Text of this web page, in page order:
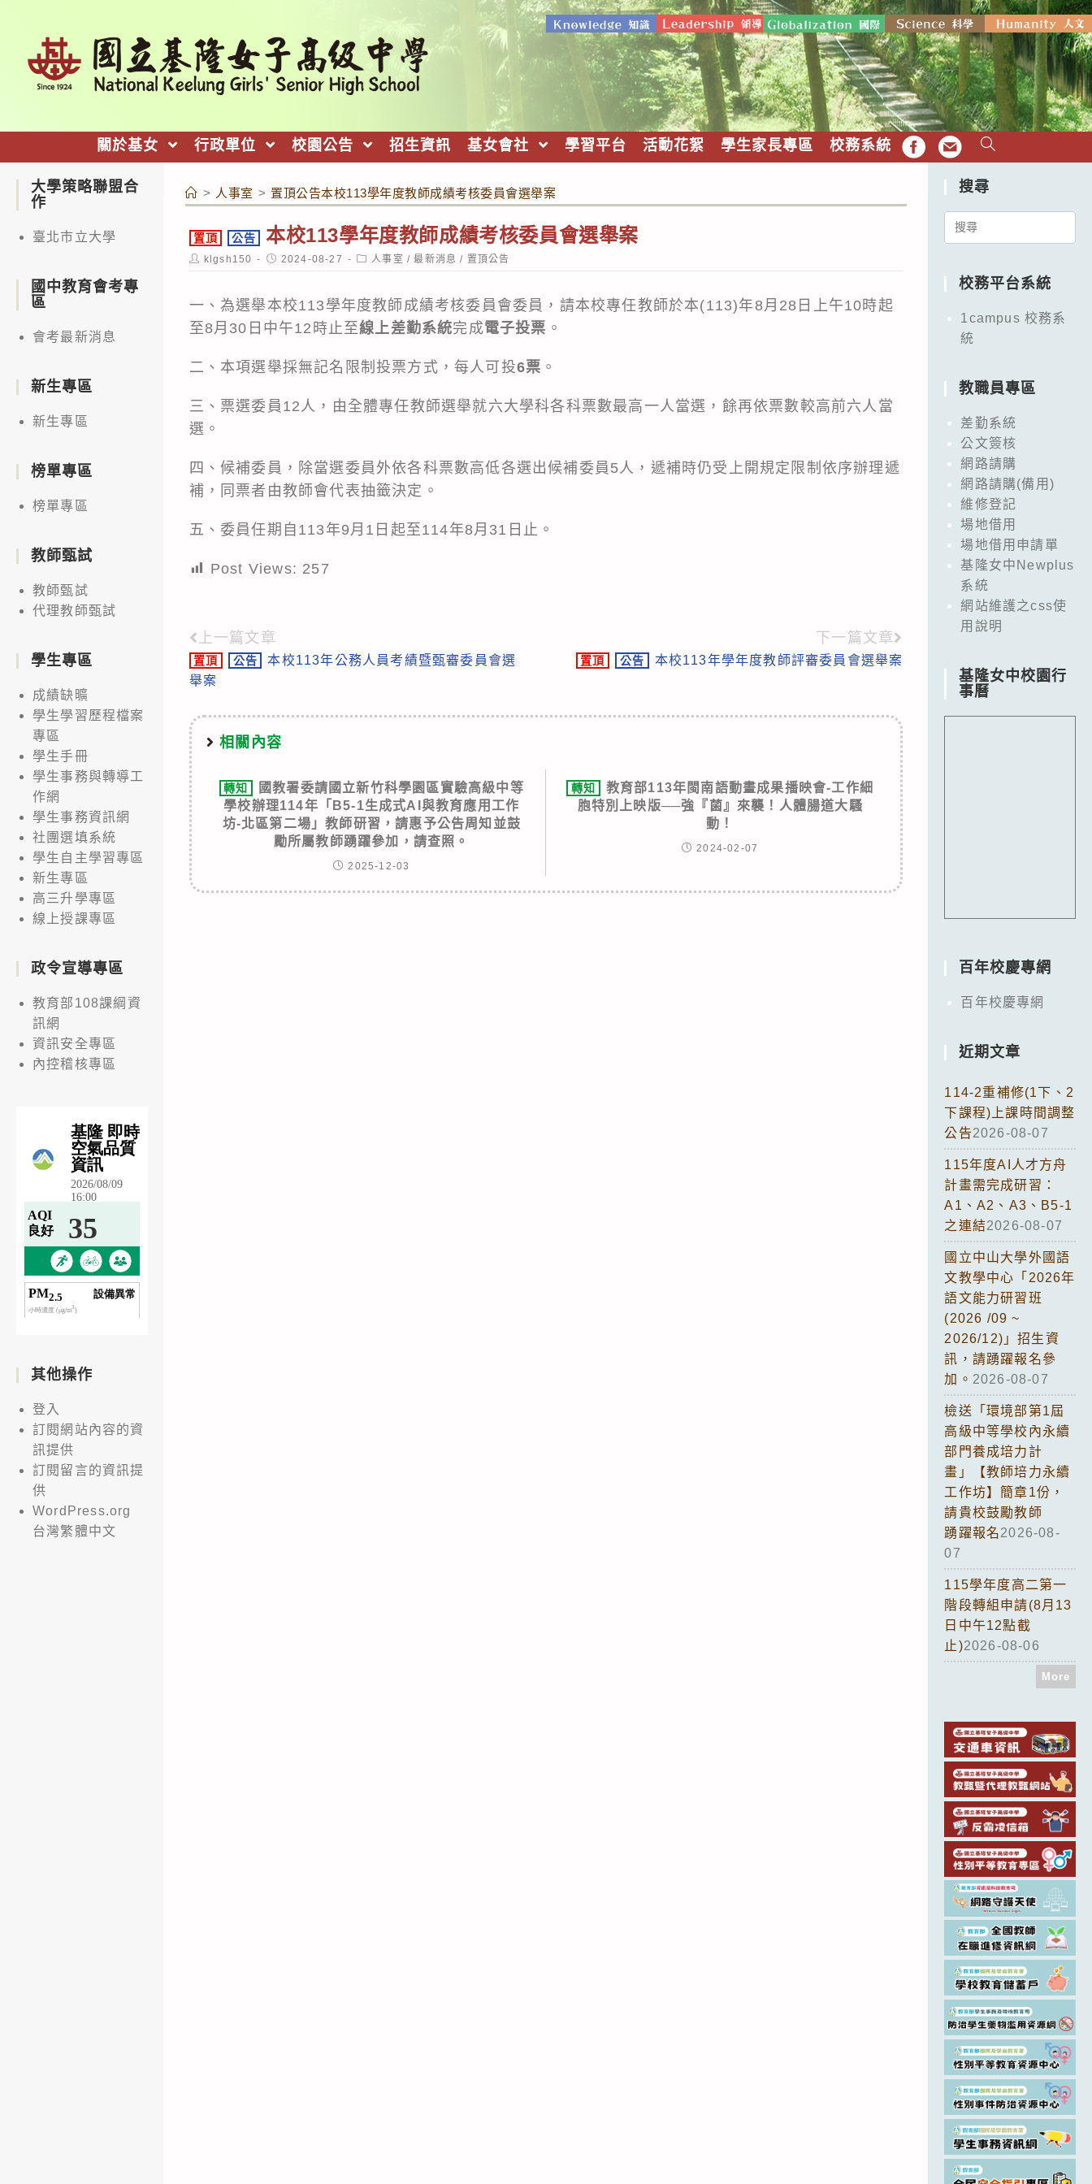
關於基女 行政單位 校園公告 招生資訊 基女會社 學習平台 活動花絮 學生家長專區 校務系統 FB EMAIL
> 人事室 > 置頂公告本校113學年度教師成績考核委員會選舉案
置頂 公告 本校113學年度教師成績考核委員會選舉案
Post
author:
klgsh150
Post
published:
2024-08-27
Post
category:
人事室 / 最新消息 / 置頂公告
一、為選舉本校113學年度教師成績考核委員會委員，請本校專任教師於本(113)年8月28日上午10時起
至8月30日中午12時止至線上差勤系統完成電子投票 。
二、本項選舉採無記名限制投票方式，每人可投6票 。
三、票選委員12人，由全體專任教師選舉就六大學科各科票數最高一人當選，餘再依票數較高前六人當
選。
四、候補委員，除當選委員外依各科票數高低各選出候補委員5人，遞補時仍受上開規定限制依序辦理遞
補，同票者由教師會代表抽籤決定。
五、委員任期自113年9月1日起至114年8月31日止。
Post Views: 257
Read
more
上一篇文章
置頂 公告
本校113年公務人員考績暨甄審委員會選
舉案
下一篇文章
置頂 公告 本校113年學年度教師評審委員會選舉案
相關內容
轉知
國教署委請國立新竹科學園區實驗高級中等
學校辦理114年「B5-1生成式AI與教育應用工作
坊-北區第二場」教師研習，請惠予公告周知並鼓
勵所屬教師踴躍參加，請查照。
2025-12-03
轉知
教育部113年閩南語動畫成果播映會-工作細
胞特別上映版──強『菌』來襲！人體腸道大騷
動！
2024-02-07
大學策略聯盟合
作
臺北市立大學
國中教育會考專
區
會考最新消息
新生專區
新生專區
榜單專區
榜單專區
教師甄試
教師甄試
代理教師甄試
學生專區
成績缺曠
學生學習歷程檔案
專區
學生手冊
學生事務與轉導工
作網
學生事務資訊網
社團選填系統
學生自主學習專區
新生專區
高三升學專區
線上授課專區
政令宣導專區
教育部108課綱資
訊網
資訊安全專區
內控稽核專區
其他操作
登入
訂閱網站內容的資
訊提供
訂閱留言的資訊提
供
WordPress.org
台灣繁體中文
搜尋
Search
校務平台系統
1campus 校務系
統
教職員專區
差勤系統
公文簽核
網路請購
網路請購(備用)
維修登記
場地借用
場地借用申請單
基隆女中Newplus
系統
網站維護之css使
用說明
基隆女中校園行
事曆
百年校慶專網
百年校慶專網
近期文章
114-2重補修(1下、2
下課程)上課時間調整
公告2026-08-07
115年度AI人才方舟
計畫需完成研習：
A1、A2、A3、B5-1
之連結2026-08-07
國立中山大學外國語
文教學中心「2026年
語文能力研習班
(2026 /09 ~
2026/12)」招生資
訊，請踴躍報名參
加。 2026-08-07
檢送「環境部第1屆
高級中等學校內永續
部門養成培力計
畫」【教師培力永續
工作坊】簡章1份，
請貴校鼓勵教師
踴躍報名2026-08-
07
115學年度高二第一
階段轉組申請(8月13
日中午12點截
止)2026-08-06
More